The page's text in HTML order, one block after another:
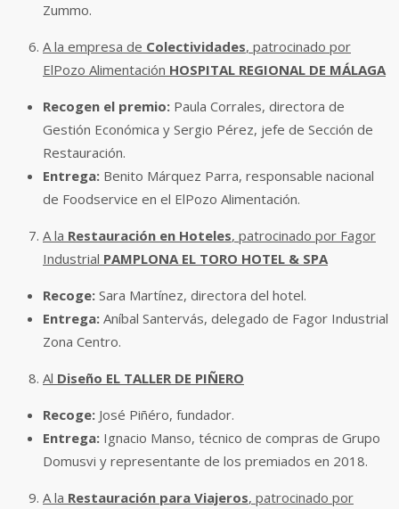
Zummo.
A la empresa de Colectividades, patrocinado por
ElPozo Alimentación HOSPITAL REGIONAL DE MÁLAGA
Recogen el premio: Paula Corrales, directora de
Gestión Económica y Sergio Pérez, jefe de Sección de
Restauración.
Entrega: Benito Márquez Parra, responsable nacional
de Foodservice en el ElPozo Alimentación.
A la Restauración en Hoteles, patrocinado por Fagor
Industrial PAMPLONA EL TORO HOTEL & SPA
Recoge: Sara Martínez, directora del hotel.
Entrega: Aníbal Santervás, delegado de Fagor Industrial
Zona Centro.
Al Diseño EL TALLER DE PIÑERO
Recoge: José Piñéro, fundador.
Entrega: Ignacio Manso, técnico de compras de Grupo
Domusvi y representante de los premiados en 2018.
A la Restauración para Viajeros, patrocinado por